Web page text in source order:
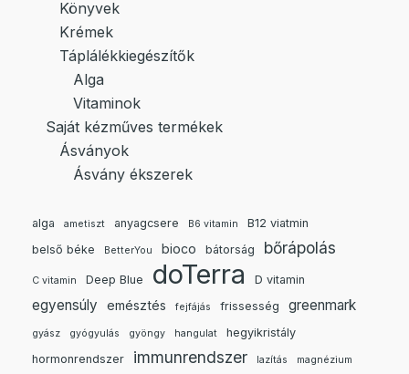
Könyvek
Krémek
Táplálékkiegészítők
Alga
Vitaminok
Saját kézműves termékek
Ásványok
Ásvány ékszerek
alga ametiszt anyagcsere B6 vitamin
B12 viatmin
belső béke
BetterYou bioco bátorság bőrápolás
C vitamin Deep Blue doTerra D vitamin
egyensúly emésztés fejfájás frissesség greenmark
gyász gyógyulás gyöngy hangulat
hegyikristály
hormonrendszer
immunrendszer lazítás magnézium